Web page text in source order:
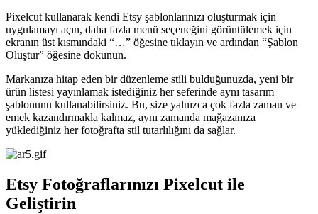
Pixelcut kullanarak kendi Etsy şablonlarınızı oluşturmak için
uygulamayı açın, daha fazla menü seçeneğini görüntülemek için
ekranın üst kısmındaki “…” öğesine tıklayın ve ardından “Şablon
Oluştur” öğesine dokunun.
Markanıza hitap eden bir düzenleme stili bulduğunuzda, yeni bir
ürün listesi yayınlamak istediğiniz her seferinde aynı tasarım
şablonunu kullanabilirsiniz. Bu, size yalnızca çok fazla zaman ve
emek kazandırmakla kalmaz, aynı zamanda mağazanıza
yüklediğiniz her fotoğrafta stil tutarlılığını da sağlar.
Etsy Fotoğraflarınızı Pixelcut ile
Geliştirin